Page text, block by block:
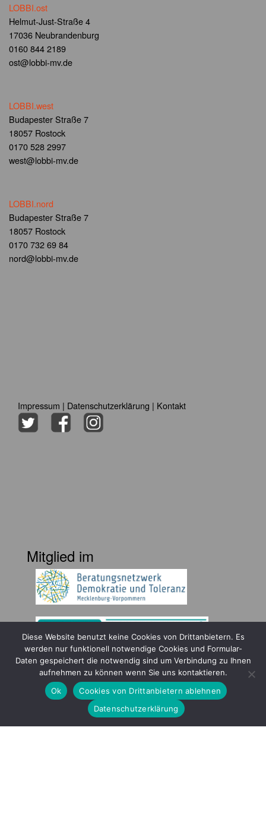
LOBBI.ost
Helmut-Just-Straße 4
17036 Neubrandenburg
0160 844 2189
ost@lobbi-mv.de
LOBBI.west
Budapester Straße 7
18057 Rostock
0170 528 2997
west@lobbi-mv.de
LOBBI.nord
Budapester Straße 7
18057 Rostock
0170 732 69 84
nord@lobbi-mv.de
Impressum | Datenschutzerklärung | Kontakt
Mitglied im
Gefördert durch
Diese Website benutzt keine Cookies von Drittanbietern. Es
werden nur funktionell notwendige Cookies und Formular-
Daten gespeichert die notwendig sind um Verbindung zu Ihnen
aufnehmen zu können wenn Sie uns kontaktieren.
Ok
Cookies von Drittanbietern ablehnen
Datenschutzerklärung